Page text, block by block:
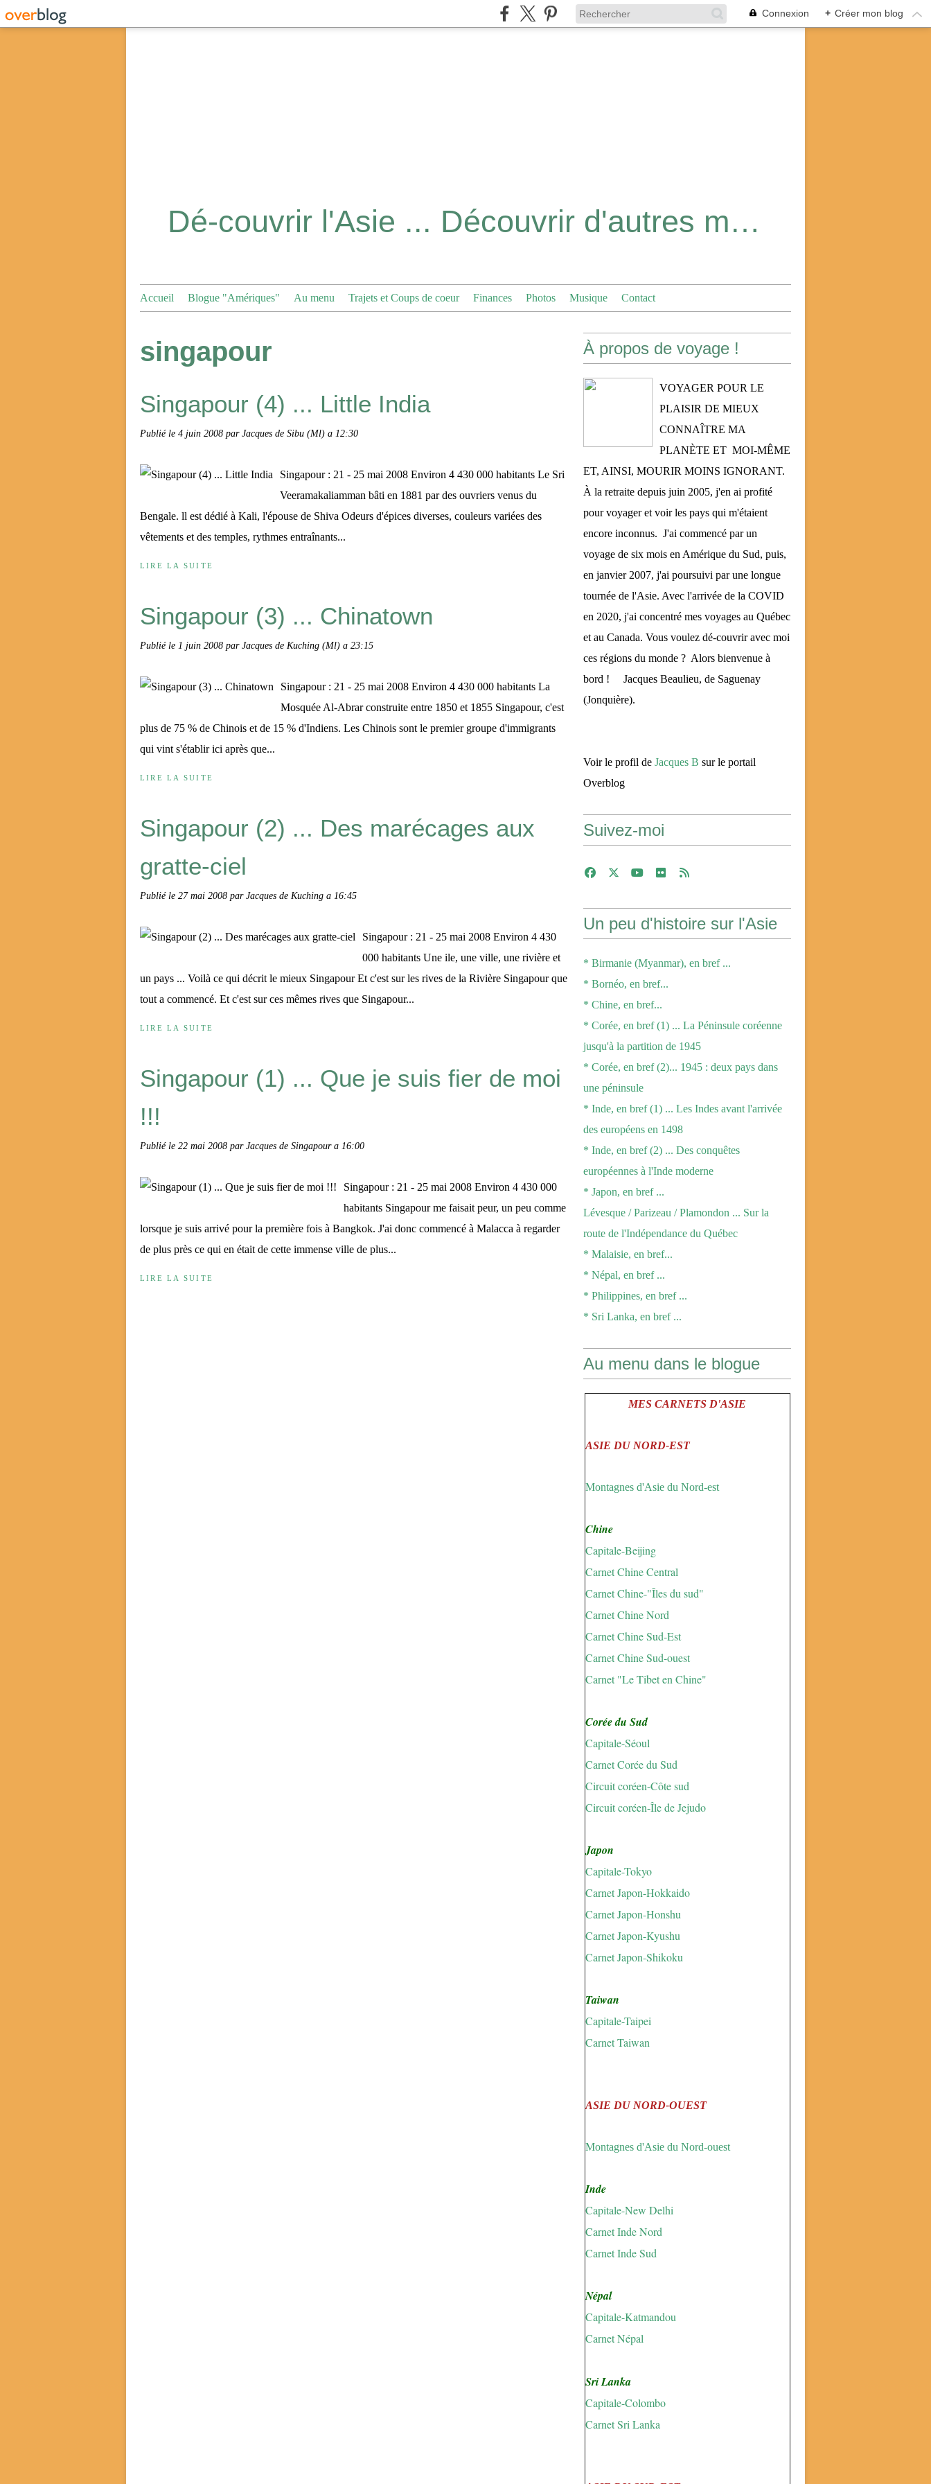
Connexion + Créer mon blog
Dé-couvrir l'Asie ... Découvrir d'autres mondes !
Accueil Blogue "Amériques" Au menu Trajets et Coups de coeur Finances Photos Musique Contact
singapour
Singapour (4) ... Little India
Publié le 4 juin 2008 par Jacques de Sibu (Ml) a 12:30
Singapour : 21 - 25 mai 2008 Environ 4 430 000 habitants Le Sri
Veeramakaliamman bâti en 1881 par des ouvriers venus du
Bengale. ll est dédié à Kali, l'épouse de Shiva Odeurs d'épices diverses, couleurs variées des
vêtements et des temples, rythmes entraînants...
LIRE LA SUITE
Singapour (3) ... Chinatown
Publié le 1 juin 2008 par Jacques de Kuching (Ml) a 23:15
Singapour : 21 - 25 mai 2008 Environ 4 430 000 habitants La
Mosquée Al-Abrar construite entre 1850 et 1855 Singapour, c'est
plus de 75 % de Chinois et de 15 % d'Indiens. Les Chinois sont le premier groupe d'immigrants
qui vint s'établir ici après que...
LIRE LA SUITE
Singapour (2) ... Des marécages aux
gratte-ciel
Publié le 27 mai 2008 par Jacques de Kuching a 16:45
Singapour : 21 - 25 mai 2008 Environ 4 430
000 habitants Une ile, une ville, une rivière et
un pays ... Voilà ce qui décrit le mieux Singapour Et c'est sur les rives de la Rivière Singapour que
tout a commencé. Et c'est sur ces mêmes rives que Singapour...
LIRE LA SUITE
Singapour (1) ... Que je suis fier de moi
!!!
Publié le 22 mai 2008 par Jacques de Singapour a 16:00
Singapour : 21 - 25 mai 2008 Environ 4 430 000
habitants Singapour me faisait peur, un peu comme
lorsque je suis arrivé pour la première fois à Bangkok. J'ai donc commencé à Malacca à regarder
de plus près ce qui en était de cette immense ville de plus...
LIRE LA SUITE
À propos de voyage !
VOYAGER POUR LE
PLAISIR DE MIEUX
CONNAÎTRE MA
PLANÈTE ET MOI-MÊME
ET, AINSI, MOURIR MOINS IGNORANT.
À la retraite depuis juin 2005, j'en ai profité
pour voyager et voir les pays qui m'étaient
encore inconnus. J'ai commencé par un
voyage de six mois en Amérique du Sud, puis,
en janvier 2007, j'ai poursuivi par une longue
tournée de l'Asie. Avec l'arrivée de la COVID
en 2020, j'ai concentré mes voyages au Québec
et au Canada. Vous voulez dé-couvrir avec moi
ces régions du monde ? Alors bienvenue à
bord ! Jacques Beaulieu, de Saguenay
(Jonquière).
Voir le profil de Jacques B sur le portail
Overblog
Suivez-moi
Un peu d'histoire sur l'Asie
* Birmanie (Myanmar), en bref ...
* Bornéo, en bref...
* Chine, en bref...
* Corée, en bref (1) ... La Péninsule coréenne
jusqu'à la partition de 1945
* Corée, en bref (2)... 1945 : deux pays dans
une péninsule
* Inde, en bref (1) ... Les Indes avant l'arrivée
des européens en 1498
* Inde, en bref (2) ... Des conquêtes
européennes à l'Inde moderne
* Japon, en bref ...
Lévesque / Parizeau / Plamondon ... Sur la
route de l'Indépendance du Québec
* Malaisie, en bref...
* Népal, en bref ...
* Philippines, en bref ...
* Sri Lanka, en bref ...
Au menu dans le blogue
MES CARNETS D'ASIE
ASIE DU NORD-EST
Montagnes d'Asie du Nord-est
Chine
Capitale-Beijing
Carnet Chine Central
Carnet Chine-"Îles du sud"
Carnet Chine Nord
Carnet Chine Sud-Est
Carnet Chine Sud-ouest
Carnet "Le Tibet en Chine"
Corée du Sud
Capitale-Séoul
Carnet Corée du Sud
Circuit coréen-Côte sud
Circuit coréen-Île de Jejudo
Japon
Capitale-Tokyo
Carnet Japon-Hokkaido
Carnet Japon-Honshu
Carnet Japon-Kyushu
Carnet Japon-Shikoku
Taiwan
Capitale-Taipei
Carnet Taiwan
ASIE DU NORD-OUEST
Montagnes d'Asie du Nord-ouest
Inde
Capitale-New Delhi
Carnet Inde Nord
Carnet Inde Sud
Népal
Capitale-Katmandou
Carnet Népal
Sri Lanka
Capitale-Colombo
Carnet Sri Lanka